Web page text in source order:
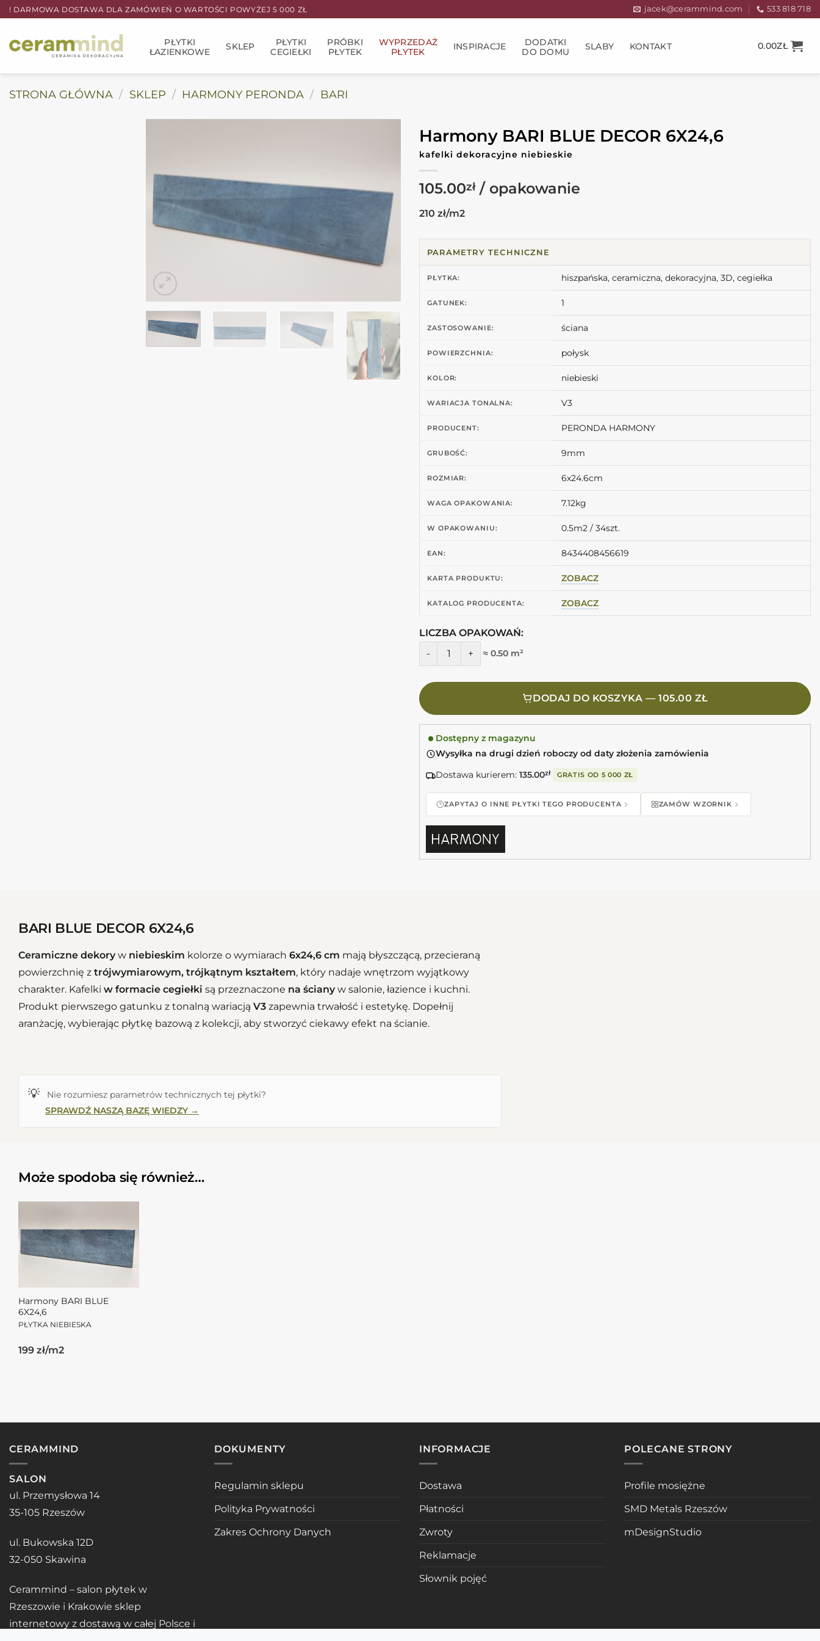
Przewiń
do
zawartości
! DARMOWA DOSTAWA DLA ZAMÓWIEŃ O WARTOŚCI POWYŻEJ 5 000 ZŁ jacek@cerammind.com 533 818 718
PŁYTKI
ŁAZIENKOWE
SKLEP
PŁYTKI
CEGIEŁKI
PRÓBKI
PŁYTEK
WYPRZEDAŻ
PŁYTEK
INSPIRACJE
DODATKI
DO DOMU
SLABY KONTAKT 0.00ZŁ
STRONA GŁÓWNA / SKLEP / HARMONY PERONDA / BARI
Harmony BARI BLUE DECOR 6X24,6
kafelki dekoracyjne niebieskie
105.00zł
210 zł/m2
PARAMETRY TECHNICZNE
PŁYTKA: hiszpańska, ceramiczna, dekoracyjna, 3D, cegiełka
GATUNEK: 1
ZASTOSOWANIE: ściana
POWIERZCHNIA: połysk
KOLOR: niebieski
WARIACJA TONALNA: V3
PRODUCENT: PERONDA HARMONY
GRUBOŚĆ: 9mm
ROZMIAR: 6x24.6cm
WAGA OPAKOWANIA: 7.12kg
W OPAKOWANIU: 0.5m2 / 34szt.
EAN: 8434408456619
KARTA PRODUKTU: ZOBACZ
KATALOG PRODUCENTA: ZOBACZ
LICZBA OPAKOWAŃ:
ilość Harmony BARI BLUE DECOR 6X24,6 Kafelki dekoracyjne niebieskie
≈ 0.50 m²
DODAJ DO KOSZYKA — 105.00 ZŁ
Dostępny z magazynu
Wysyłka na drugi dzień roboczy od daty złożenia zamówienia
Dostawa kurierem: 135.00zł GRATIS OD 5 000 ZŁ
ZAPYTAJ O INNE PŁYTKI TEGO PRODUCENTA ZAMÓW WZORNIK
BARI BLUE DECOR 6X24,6
Ceramiczne dekoryw niebieskim kolorze o wymiarach 6x24,6 cm mają błyszczącą, przecieraną
powierzchnię z trójwymiarowym, trójkątnym kształtem, który nadaje wnętrzom wyjątkowy
charakter. Kafelki w formacie cegiełki są przeznaczone na ścianyw salonie, łazience i kuchni.
Produkt pierwszego gatunku z tonalną wariacją V3 zapewnia trwałość i estetykę. Dopełnij
aranżację, wybierając płytkę bazową z kolekcji, aby stworzyć ciekawy efekt na ścianie.
💡 Nie rozumiesz parametrów technicznych tej płytki?
SPRAWDŹ NASZĄ BAZĘ WIEDZY →
Może spodoba się również…
Harmony BARI BLUE
6X24,6
PŁYTKA NIEBIESKA
199 zł/m2
CERAMMIND
SALON
ul. Przemysłowa 14
35-105 Rzeszów
ul. Bukowska 12D
32-050 Skawina
Cerammind – salon płytek w
Rzeszowie i Krakowie sklep
internetowy z dostawą w całej Polsce i
DOKUMENTY
Regulamin sklepu
Polityka Prywatności
Zakres Ochrony Danych
INFORMACJE
Dostawa
Płatności
Zwroty
Reklamacje
Słownik pojęć
POLECANE STRONY
Profile mosiężne
SMD Metals Rzeszów
mDesignStudio